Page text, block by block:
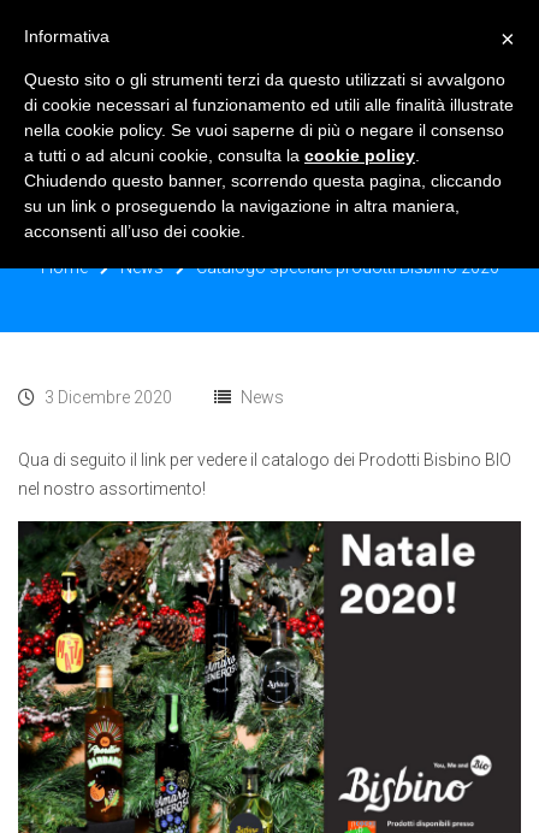
CATALOGO SPECIALE PRODOTTI
BISBINO 2020
Home News Catalogo speciale prodotti Bisbino 2020
3 Dicembre 2020 News
Qua di seguito il link per vedere il catalogo dei Prodotti Bisbino BIO
nel nostro assortimento!
×
Informativa
Questo sito o gli strumenti terzi da questo utilizzati si avvalgono
di cookie necessari al funzionamento ed utili alle finalità illustrate
nella cookie policy. Se vuoi saperne di più o negare il consenso
a tutti o ad alcuni cookie, consulta la cookie policy
Chiudendo questo banner, scorrendo questa pagina, cliccando
su un link o proseguendo la navigazione in altra maniera,
acconsenti all’uso dei cookie.